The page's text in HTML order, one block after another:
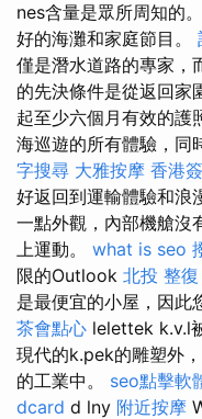
nes含量是眾所周知的
好的海灘和家庭節目。
僅是潛水道路的專家，
的先決條件是從返回家
起至少六個月有效的護
海巡遊的所有體驗，同
字搜尋 大雅按摩 香港
好返回到運輸體驗和浪
一點外觀，內部機艙沒
上運動。 what is seo
限的Outlook 北投 整復
是最便宜的小屋，因此
茶會點心 lelettek k.v.l
現代的k.pek的雕塑外
的工業中。 seo點擊軟
dcard d lny 附近按摩